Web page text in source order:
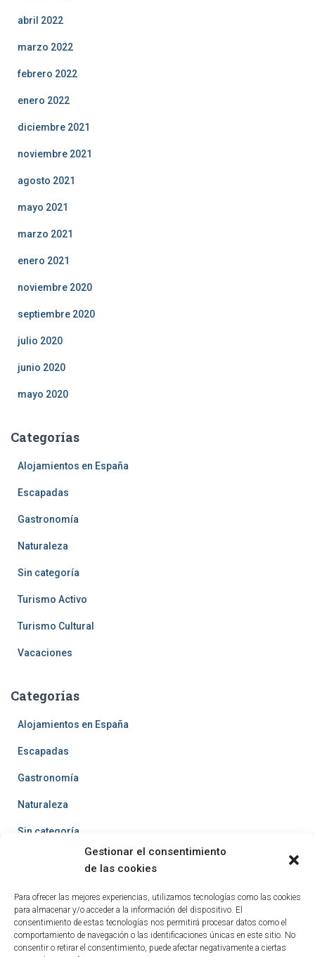
Gestionar el consentimiento
de las cookies
Para ofrecer las mejores experiencias, utilizamos tecnologías como las cookies
para almacenar y/o acceder a la información del dispositivo. El
consentimiento de estas tecnologías nos permitirá procesar datos como el
comportamiento de navegación o las identificaciones únicas en este sitio. No
consentir o retirar el consentimiento, puede afectar negativamente a ciertas
abril 2022
marzo 2022
febrero 2022
enero 2022
diciembre 2021
noviembre 2021
agosto 2021
mayo 2021
marzo 2021
enero 2021
noviembre 2020
septiembre 2020
julio 2020
junio 2020
mayo 2020
Categorías
Alojamientos en España
Escapadas
Gastronomía
Naturaleza
Sin categoría
Turismo Activo
Turismo Cultural
Vacaciones
Categorías
Alojamientos en España
Escapadas
Gastronomía
Naturaleza
Sin categoría
Turismo Activo
Vacaciones